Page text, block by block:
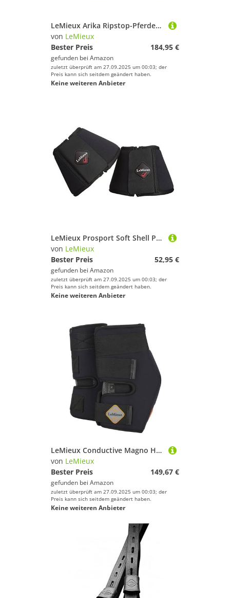
LeMieux Arika Ripstop-Pferdedecke, leicht, 100 g, Wacholder
von LeMieux
Bester Preis
184,95 €
gefunden bei Amazon
zuletzt überprüft am 27.09.2025 um 00:03; der
Preis kann sich seitdem geändert haben.
Keine weiteren Anbieter
LeMieux Prosport Soft Shell Paar Hufglocken, Schwarz, XXL
von LeMieux
Bester Preis
52,95 €
gefunden bei Amazon
zuletzt überprüft am 27.09.2025 um 00:03; der
Preis kann sich seitdem geändert haben.
Keine weiteren Anbieter
LeMieux Conductive Magno Hock Boot, Uni, Erwachsene, Schwarz, Größe M
von LeMieux
Bester Preis
149,67 €
gefunden bei Amazon
zuletzt überprüft am 27.09.2025 um 00:03; der
Preis kann sich seitdem geändert haben.
Keine weiteren Anbieter